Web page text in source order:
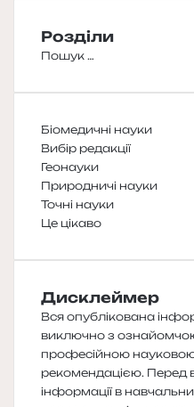
Розділи
Пошук:
Біомедичні науки
Вибір редакції
Геонауки
Природничі науки
Точні науки
Це цікаво
Дисклеймер
Вся опублікована
виключно з
професійною
рекомендацією. Перед
інформації в